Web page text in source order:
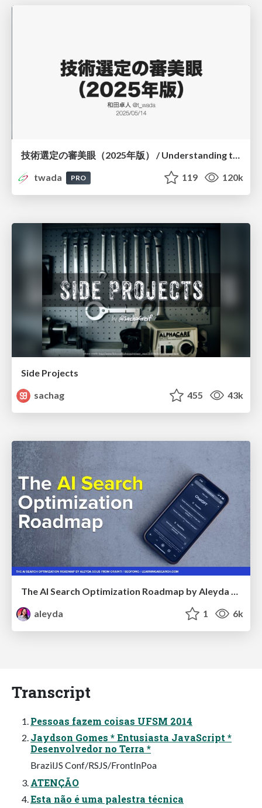
技術選定の審美眼（2025年版） / Understanding the Spiral of Technologies 2025 edition
twada
PRO 119 120k
Side Projects
sachag
455 43k
aleyda
1 6k
Transcript
Pessoas fazem coisas UFSM 2014
Jaydson Gomes * Entusiasta JavaScript *
Desenvolvedor no Terra *
BrazilJS Conf/RSJS/FrontInPoa
ATENÇÃO
Esta não é uma palestra técnica